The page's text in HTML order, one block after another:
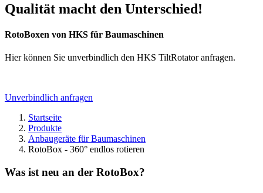
Qualität macht den Unterschied!
RotoBoxen von HKS für Baumaschinen
Hier können Sie unverbindlich den HKS TiltRotator anfragen.
Unverbindlich anfragen
Startseite
Produkte
Anbaugeräte für Baumaschinen
RotoBox - 360° endlos rotieren
Was ist neu an der RotoBox?